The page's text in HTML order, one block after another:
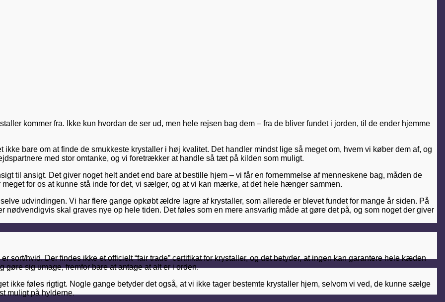
kommer fra. Ikke kun hvordan de ser ud, men hele rejsen bag dem – fra de bliver fundet i jorden, til de ender hjemme
bare om at finde de smukkeste krystaller i høj kvalitet. Det handler mindst lige så meget om, hvem vi køber dem af, og
med stor omtanke, og vi foretrækker at handle så tæt på kilden som muligt.
til ansigt. Det giver noget helt andet end bare at bestille hjem – vi får en fornemmelse af menneskene bag, måden de
for os at kunne stå inde for det, vi sælger, og at vi kan mærke, at det hele hænger sammen.
udvindingen. Vi har flere gange opkøbt ældre lagre af krystaller, som allerede er blevet fundet for mange år siden. På
nødvendigvis skal graves nye op hele tiden. Det føles som en mere ansvarlig måde at gøre det på, og som noget der giver
hvid. Der findes ikke et officielt “fair trade” certifikat for krystaller, og det betyder, at ingen kan garantere hele kæden
gøre sig umage, fremfor bare at antage at alt er i orden.
ikke føles rigtigt. Nogle gange betyder det også, at vi ikke tager bestemte krystaller hjem, selvom vi ved, de kunne sælge
muligt på hylderne.